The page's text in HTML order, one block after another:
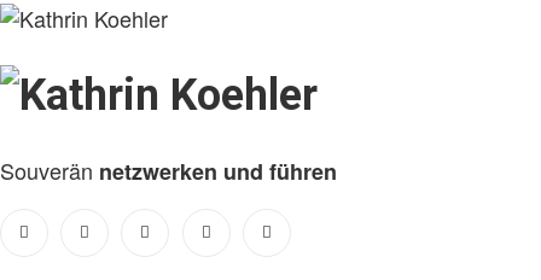
Kathrin
Koehler
Souverän netzwerken und führen